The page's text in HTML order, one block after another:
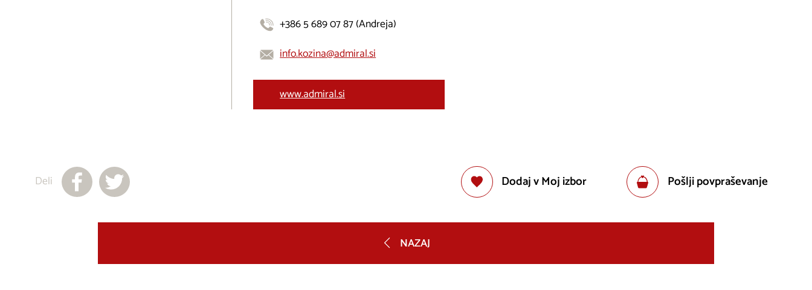
+386 5 689 07 87 (Andreja)
info.kozina@admiral.si
www.admiral.si
Dodaj v Moj izbor Pošlji povpraševanje
Deli
NAZAJ